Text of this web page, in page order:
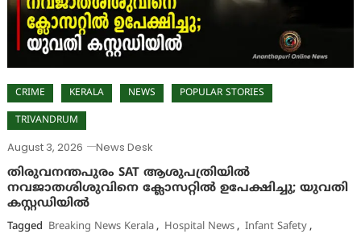
CRIME KERALA NEWS POPULAR STORIES
TRIVANDRUM
August 3, 2026
News Desk
തിരുവനന്തപുരം SAT ആശുപത്രിയിൽ
നവജാതശിശുവിനെ ക്ലോസറ്റിൽ ഉപേക്ഷിച്ചു; യുവതി
കസ്റ്റഡിയിൽ
Tagged Breaking News Kerala, Hospital News, Infant Safety,